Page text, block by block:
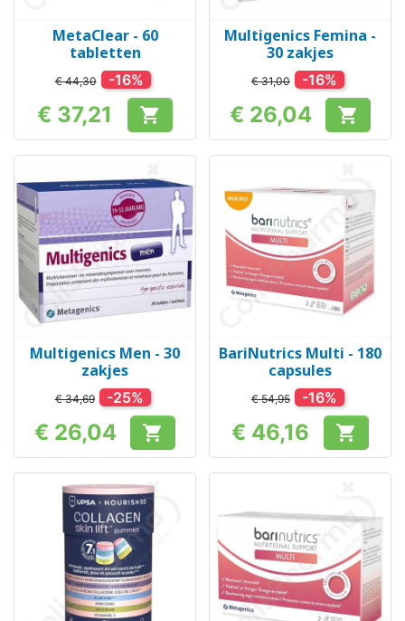
MetaClear - 60
tabletten
€ 44,30 -16%
Prijs
€ 37,21 
Multigenics Femina -
30 zakjes
€ 31,00 -16%
Prijs
€ 26,04 
Multigenics Men - 30
zakjes
€ 34,69 -25%
Prijs
€ 26,04 
BariNutrics Multi - 180
capsules
€ 54,95 -16%
Prijs
€ 46,16 